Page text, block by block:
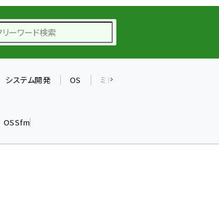
仲間と築いた勝利の絆～
システム開発 OS ミドルウェア
OSSfm